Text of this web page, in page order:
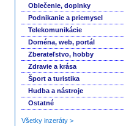
Oblečenie, doplnky
Podnikanie a priemysel
Telekomunikácie
Doména, web, portál
Zberateľstvo, hobby
Zdravie a krása
Šport a turistika
Hudba a nástroje
Ostatné
Všetky inzeráty >